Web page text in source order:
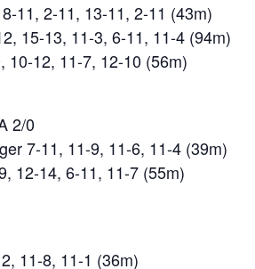
11, 2-11, 13-11, 2-11 (43m)
15-13, 11-3, 6-11, 11-4 (94m)
10-12, 11-7, 12-10 (56m)
2/0
7-11, 11-9, 11-6, 11-4 (39m)
12-14, 6-11, 11-7 (55m)
11-8, 11-1 (36m)